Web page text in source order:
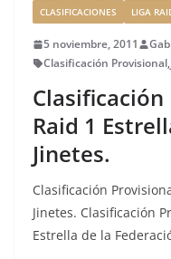
CLASIFICACIONES LIGA
5 noviembre, 2011
Clasificación Provisional,
Raid 1
Jinetes.
Clasificación
Jinetes. Clasificación
Estrella de la